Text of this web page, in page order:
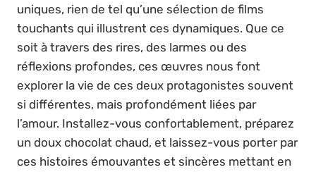
uniques, rien de tel qu’une sélection de films
touchants qui illustrent ces dynamiques. Que ce
soit à travers des rires, des larmes ou des
réflexions profondes, ces œuvres nous font
explorer la vie de ces deux protagonistes souvent
si différentes, mais profondément liées par
l’amour. Installez-vous confortablement, préparez
un doux chocolat chaud, et laissez-vous porter par
ces histoires émouvantes et sincères mettant en